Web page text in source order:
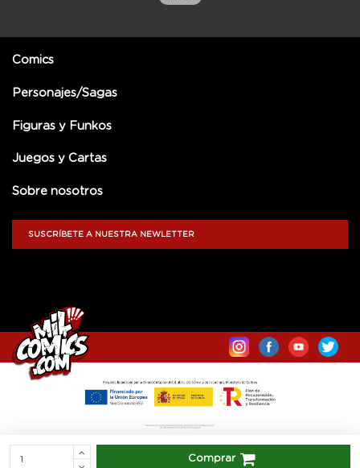
Comprar
Comics
Personajes/Sagas
Figuras y Funkos
Juegos y Cartas
Sobre nosotros
SUSCRÍBETE A NUESTRA NEWLETTER